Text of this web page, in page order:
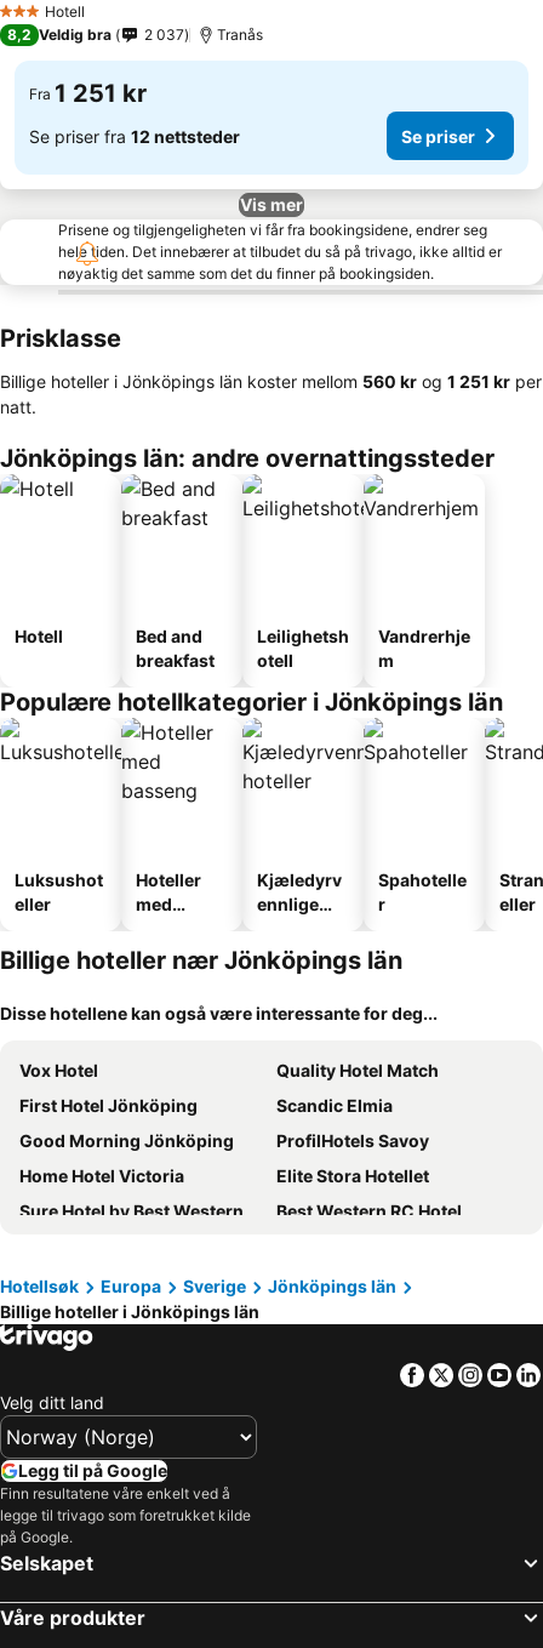
3 StjernerHotell
8,2 Veldig bra 2 037 Tranås
Fra 1 251 kr
Se priser fra 12 nettsteder Se priser
Vis mer
Prisene og tilgjengeligheten vi får fra bookingsidene, endrer seg
hele tiden. Det innebærer at tilbudet du så på trivago, ikke alltid er
nøyaktig det samme som det du finner på bookingsiden.
Prisklasse
Billige hoteller i Jönköpings län koster mellom ‎560 kr og ‎1 251 kr per
natt.
Jönköpings län: andre overnattingssteder
Hotell
Bed and
breakfast
Leilighetsh
otell
Vandrerhje
m
Populære hotellkategorier i Jönköpings län
Luksushot
eller
Hoteller
med
Kjæledyrv
ennlige
Spahotelle
r
eller
Billige hoteller nær Jönköpings län
Disse hotellene kan også være interessante for deg...
Vox Hotel
Quality Hotel Match
First Hotel Jönköping
Scandic Elmia
Good Morning Jönköping
ProfilHotels Savoy
Home Hotel Victoria
Elite Stora Hotellet
Sure Hotel by Best Western City Jonkoping
Best Western RC Hotel
Best Western Plus John Bauer Hotel
Wärdshuset Bredaryd
Villa Björkhagen
Varnamo Camping Prostsjon
Huskvarna Stadshotell
Eksjö Stadshotell
Sand Golf Club
Grand Hotel Jonkoping, BW Signature Collection
Smålandsgården
Hotell Paradis
Best Western Hotel Varnamo
Hotel Amalias Hus
Hotellsøk Europa Sverige
Jönköpings län
Billige hoteller i Jönköpings län
Facebook
Twitter
Velg ditt land
Legg til på Google
Finn resultatene våre enkelt ved å
legge til trivago som foretrukket kilde
på Google.
Selskapet
Våre produkter